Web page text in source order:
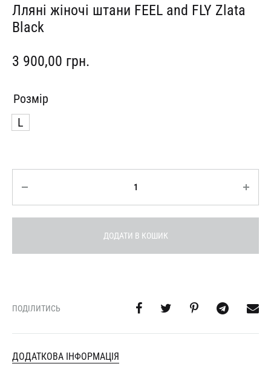
Лляні жіночі штани FEEL and FLY Zlata
Black
3 900,00 грн.
Розмір
L
ДОДАТИ В КОШИК
ПОДІЛИТИСЬ
ДОДАТКОВА ІНФОРМАЦІЯ